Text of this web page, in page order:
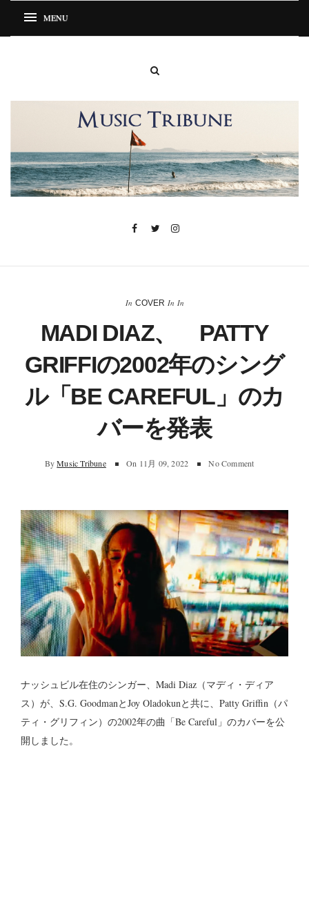
In COVER In In
MADI DIAZ、 PATTY
GRIFFIの2002年のシング
ル「BE CAREFUL」のカ
バーを発表
By Music Tribune On 11月 09, 2022 No Comment
ナッシュビル在住のシンガー、Madi Diaz（マディ・ディア
ス）が、S.G. GoodmanとJoy Oladokunと共に、Patty Griffin（パ
ティ・グリフィン）の2002年の曲「Be Careful」のカバーを公
開しました。